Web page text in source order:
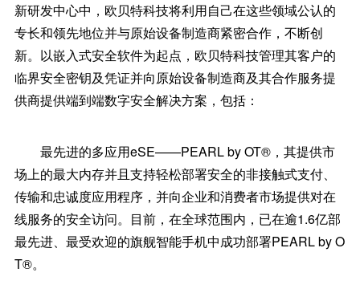
新研发中心中，欧贝特科技将利用自己在这些领域公认的
专长和领先地位并与原始设备制造商紧密合作，不断创
新。以嵌入式安全软件为起点，欧贝特科技管理其客户的
临界安全密钥及凭证并向原始设备制造商及其合作服务提
供商提供端到端数字安全解决方案，包括：
最先进的多应用eSE——PEARL by OT®，其提供市
场上的最大内存并且支持轻松部署安全的非接触式支付、
传输和忠诚度应用程序，并向企业和消费者市场提供对在
线服务的安全访问。目前，在全球范围内，已在逾1.6亿部
最先进、最受欢迎的旗舰智能手机中成功部署PEARL by O
T®。